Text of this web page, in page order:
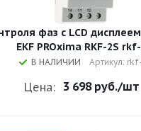
фаз с LCD
EKF PROxima RKF-2S
В НАЛИЧИИ Артикул:
Цена: 3 698 руб./шт